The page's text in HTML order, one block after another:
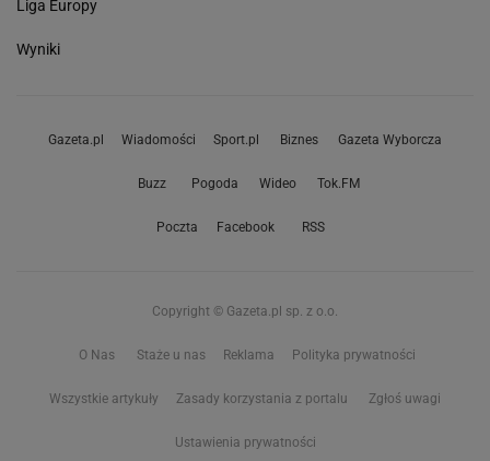
Liga Europy
Wyniki
Gazeta.pl Wiadomości Sport.pl Biznes Gazeta Wyborcza
Buzz Pogoda Wideo Tok.FM
Poczta Facebook RSS
Copyright © Gazeta.pl sp. z o.o.
O Nas Staże u nas Reklama Polityka prywatności
Wszystkie artykuły Zasady korzystania z portalu Zgłoś uwagi
Ustawienia prywatności